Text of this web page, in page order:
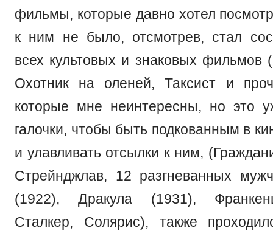
фильмы, которые давно хотел
к ним не было, отсмотрев, стал
всех культовых и знаковых фильмов
Охотник на оленей, Таксист и
которые мне неинтересны, но это
галочки, чтобы быть подкованным в
и улавливать отсылки к ним,
Стрейнджлав, 12 разгневанных
(1922), Дракула (1931),
Сталкер, Солярис), также